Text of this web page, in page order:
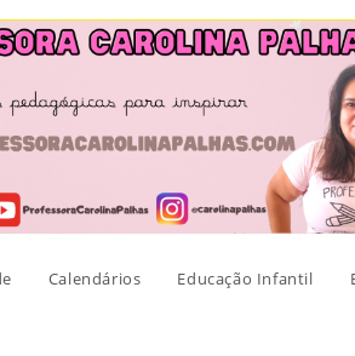
Calendários Educação Infantil